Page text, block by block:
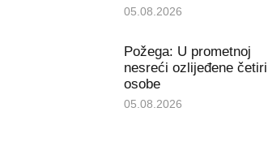
05.08.2026
Požega: U prometnoj
nesreći ozlijeđene četiri
osobe
05.08.2026